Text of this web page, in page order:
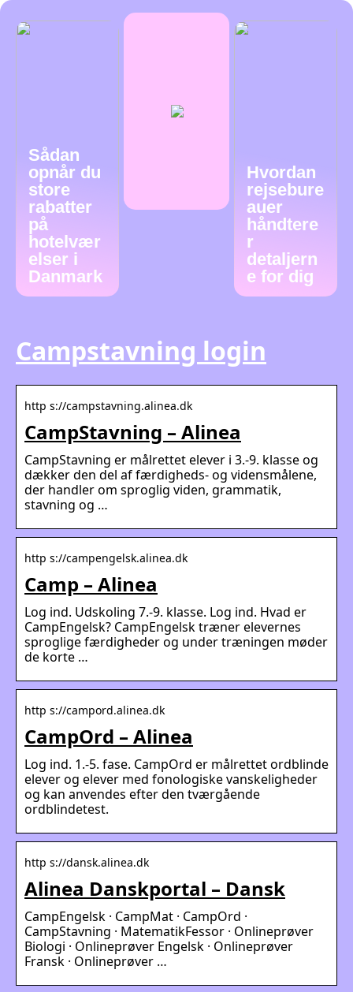
Sådan
opnår du
store
rabatter
på
hotelvær
elser i
Danmark
Hvordan
rejsebure
auer
håndtere
r
detaljern
e for dig
Campstavning login
http s://campstavning.alinea.dk
CampStavning – Alinea
CampStavning er målrettet elever i 3.-9. klasse og
dækker den del af færdigheds- og vidensmålene,
der handler om sproglig viden, grammatik,
stavning og …
http s://campengelsk.alinea.dk
Camp – Alinea
Log ind. Udskoling 7.-9. klasse. Log ind. Hvad er
CampEngelsk? CampEngelsk træner elevernes
sproglige færdigheder og under træningen møder
de korte …
http s://campord.alinea.dk
CampOrd – Alinea
Log ind. 1.-5. fase. CampOrd er målrettet ordblinde
elever og elever med fonologiske vanskeligheder
og kan anvendes efter den tværgående
ordblindetest.
http s://dansk.alinea.dk
Alinea Danskportal – Dansk
CampEngelsk · CampMat · CampOrd ·
CampStavning · MatematikFessor · Onlineprøver
Biologi · Onlineprøver Engelsk · Onlineprøver
Fransk · Onlineprøver …